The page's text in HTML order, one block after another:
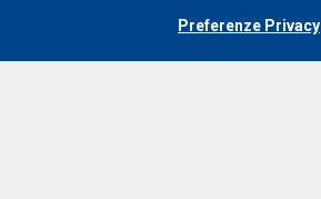
Preferenze Privacy